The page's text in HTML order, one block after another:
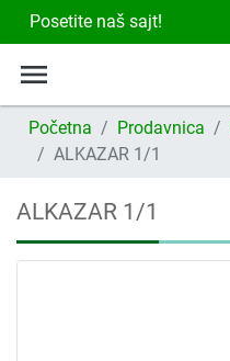
Posetite naš sajt!
menu
Početna Prodavnica
ALKAZAR 1/1
ALKAZAR 1/1